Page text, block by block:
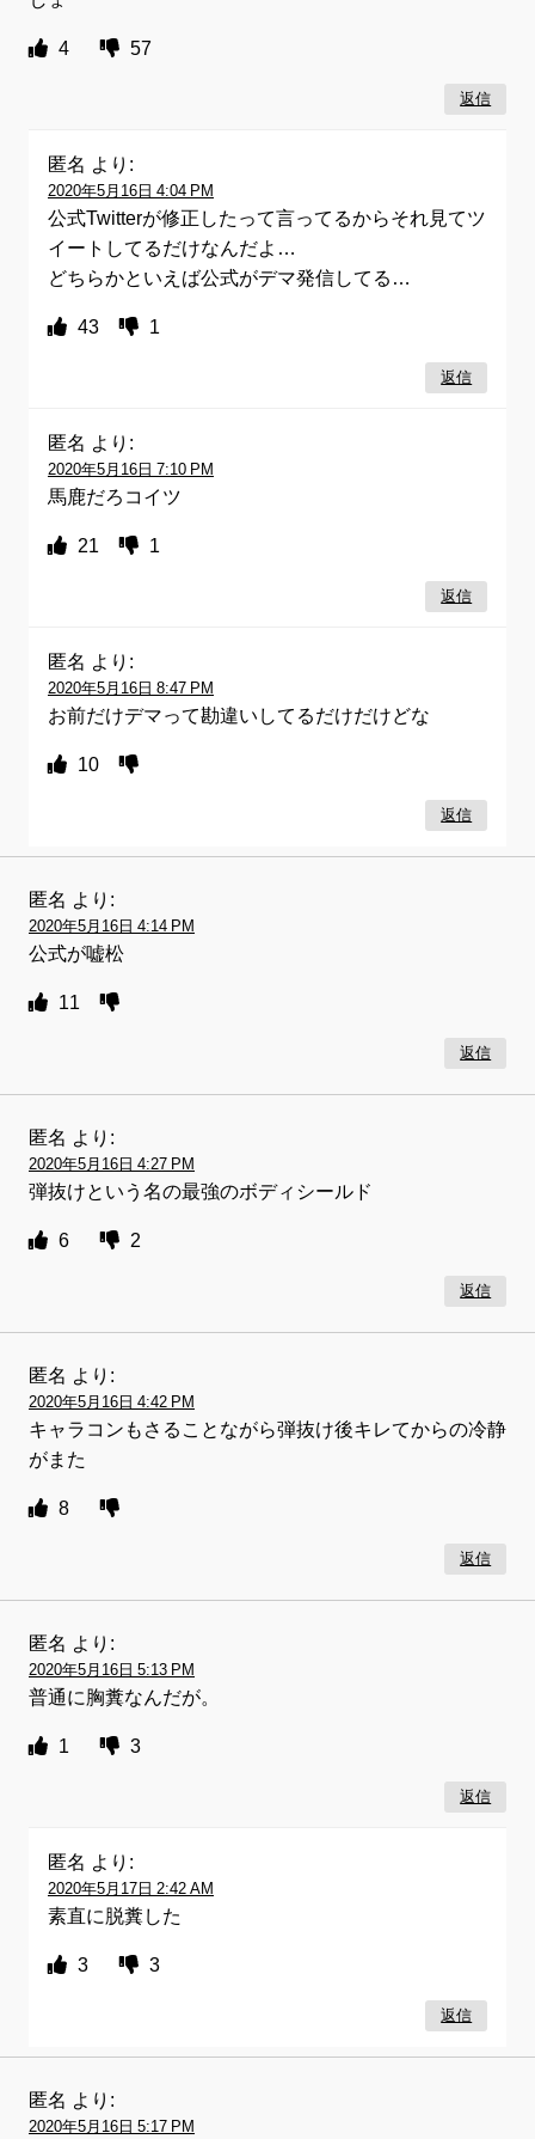
4 57
返信
匿名 より:
2020年5月16日 4:04 PM
公式Twitterが修正したって言ってるからそれ見てツ
イートしてるだけなんだよ…
どちらかといえば公式がデマ発信してる…
43 1
返信
匿名 より:
2020年5月16日 7:10 PM
馬鹿だろコイツ
21 1
返信
匿名 より:
2020年5月16日 8:47 PM
お前だけデマって勘違いしてるだけだけどな
10
返信
匿名 より:
2020年5月16日 4:14 PM
公式が嘘松
11
返信
匿名 より:
2020年5月16日 4:27 PM
弾抜けという名の最強のボディシールド
6 2
返信
匿名 より:
2020年5月16日 4:42 PM
キャラコンもさることながら弾抜け後キレてからの冷静
がまた
8
返信
匿名 より:
2020年5月16日 5:13 PM
普通に胸糞なんだが。
1 3
返信
匿名 より:
2020年5月17日 2:42 AM
素直に脱糞した
3 3
返信
匿名 より:
2020年5月16日 5:17 PM